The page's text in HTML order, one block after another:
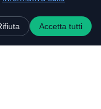
Accetta tutti